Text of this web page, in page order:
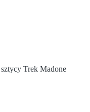
Trek Madone